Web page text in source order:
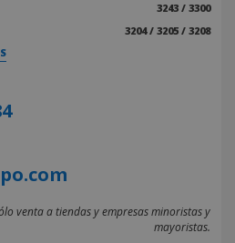
3243 / 3300
3204 / 3205 / 3208
venta a tiendas y empresas minoristas y
mayoristas.